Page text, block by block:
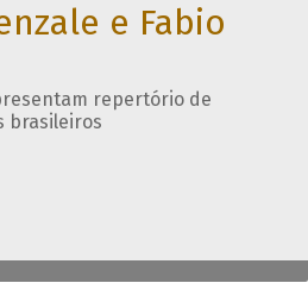
e Fabio
repertório de
brasileiros